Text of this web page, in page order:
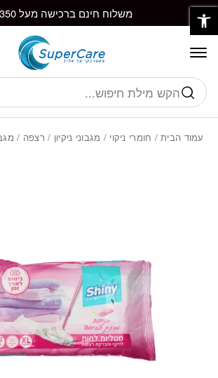
Skip to Content משלוח חינם ברכישה מעל ₪350
חיפוש
עמוד הבית/ חומרי ניקוי / מגבוני ניקיון / רצפה / מגבון
בחזרה למעלה
פתח סרגל נגישות